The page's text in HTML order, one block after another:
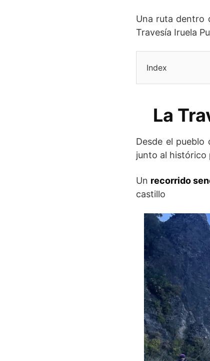
Una ruta dentro
Travesía Iruela
Index
La
Desde el pueblo
junto al histórico
Un recorrido
castillo